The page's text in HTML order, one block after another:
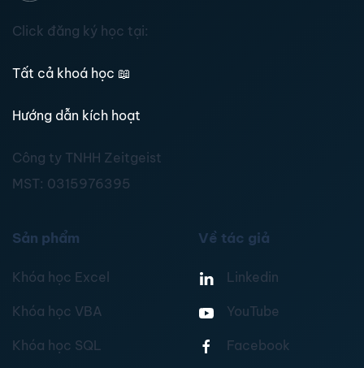
Click đăng ký học tại:
Tất cả khoá học 📖
Hướng dẫn kích hoạt
Công ty TNHH Zeitgeist
MST: 0315976395
Sản phẩm
Khóa học Excel
Khóa học VBA
Khóa học SQL
Về tác giả
Linkedin
YouTube
Facebook